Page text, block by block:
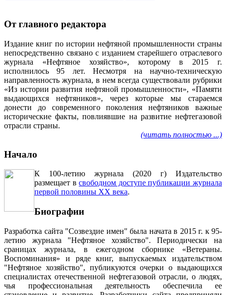
От главного редактора
Издание книг по истории нефтяной промышленности страны
непосредственно связано с изданием старейшего отраслевого
журнала «Нефтяное хозяйство», которому в 2015 г.
исполнилось 95 лет. Несмотря на научно-техническую
направленность журнала, в нем всегда существовали рубрики
«Из истории развития нефтяной промышленности», «Памяти
выдающихся нефтяников», через которые мы стараемся
донести до современного поколения нефтяников важные
исторические факты, повлиявшие на развитие нефтегазовой
отрасли страны.
(читать полностью ...)
Начало
К 100-летию журнала (2020 г) Издательство
размещает всвободном доступе публикации журнала
первой половины ХХ века.
Биографии
Разработка сайта "Созвездие имен" была начата в 2015 г. к 95-
летию журнала "Нефтяное хозяйство". Периодически на
сраницах журнала, в ежегодном сборнике «Ветераны.
Воспоминания» и ряде книг, выпускаемых издательством
"Нефтяное хозяйство", публикуются очерки о выдающихся
специалистах отечественной нефтегазовой отрасли, о людях,
чья профессиональная деятельность обеспечила ее